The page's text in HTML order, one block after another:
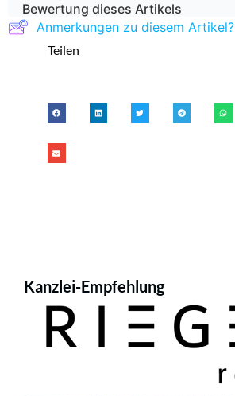
Bewertung dieses Artikels
Anmerkungen zu diesem Artikel?
Teilen
Kanzlei-Empfehlung